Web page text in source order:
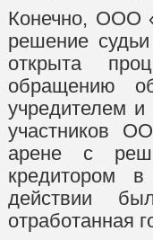
Конечно, ООО
решение
открыта
обращению
учредителем и
участников
арене с
кредитором
действии
отработанная